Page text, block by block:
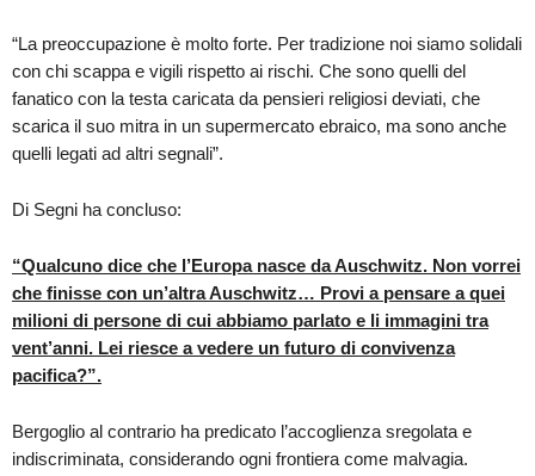
“La preoccupazione è molto forte. Per tradizione noi siamo solidali
con chi scappa e vigili rispetto ai rischi. Che sono quelli del
fanatico con la testa caricata da pensieri religiosi deviati, che
scarica il suo mitra in un supermercato ebraico, ma sono anche
quelli legati ad altri segnali”.
Di Segni ha concluso:
“Qualcuno dice che l’Europa nasce da Auschwitz. Non vorrei
che finisse con un’altra Auschwitz… Provi a pensare a quei
milioni di persone di cui abbiamo parlato e li immagini tra
vent’anni. Lei riesce a vedere un futuro di convivenza
pacifica?”.
Bergoglio al contrario ha predicato l’accoglienza sregolata e
indiscriminata, considerando ogni frontiera come malvagia.